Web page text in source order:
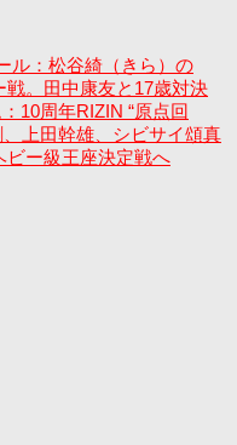
ル：松谷綺（きら）の
。田中康友と17歳対決
10周年RIZIN “原点回
上田幹雄、シビサイ頌真
ビー級王座決定戦へ